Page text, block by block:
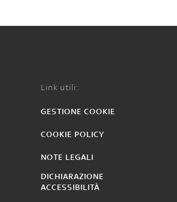
Link utili:
GESTIONE COOKIE
COOKIE POLICY
NOTE LEGALI
DICHIARAZIONE
ACCESSIBILITÀ